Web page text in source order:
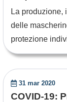
La produzione,
delle
protezione
31 mar 2020
COVID-19: